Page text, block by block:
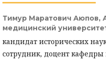
Тимур Маратович Аюпов,
медицинский
кандидат исторических
сотрудник, доцент